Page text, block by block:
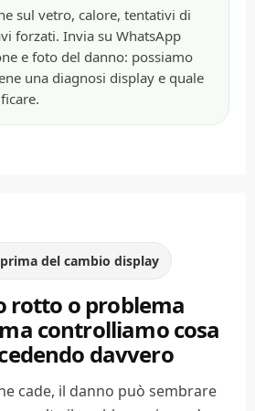
sul vetro, calore, tentativi di
forzati. Invia su WhatsApp
e foto del danno: possiamo
una diagnosi display e quale
del cambio display
rotto o problema
controlliamo cosa
davvero
cade, il danno può sembrare